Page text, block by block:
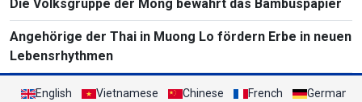
Die Volksgruppe der Mong bewahrt das Bambuspapier
Angehörige der Thai in Muong Lo fördern Erbe in neuen
Lebensrhythmen
English Vietnamese Chinese French German